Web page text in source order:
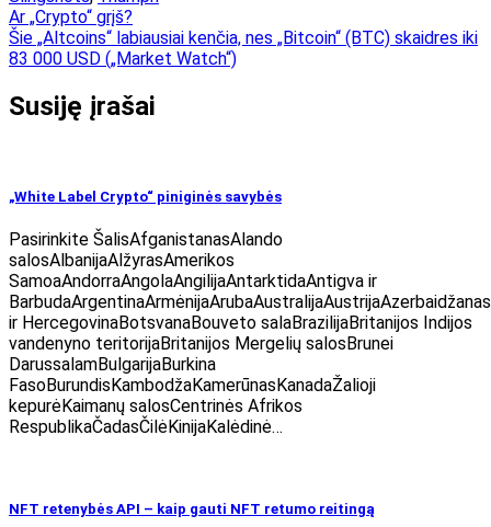
Navigacija
tarp
Ar „Crypto“ grįš?
Šie „Altcoins“ labiausiai kenčia, nes „Bitcoin“ (BTC) skaidres iki
83 000 USD („Market Watch“)
Susiję įrašai
„White Label Crypto“ piniginės savybės
Pasirinkite ŠalisAfganistanasAlando
salosAlbanijaAlžyrasAmerikos
SamoaAndorraAngolaAngilijaAntarktidaAntigva ir
ir HercegovinaBotsvanaBouveto salaBrazilijaBritanijos Indijos
vandenyno teritorijaBritanijos Mergelių salosBrunei
DarussalamBulgarijaBurkina
FasoBurundisKambodžaKamerūnasKanadaŽalioji
kepurėKaimanų salosCentrinės Afrikos
RespublikaČadasČilėKinijaKalėdinė…
NFT retenybės API – kaip gauti NFT retumo reitingą